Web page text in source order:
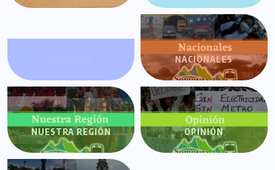
NACIONALES
NUESTRA REGIÓN OPINIÓN